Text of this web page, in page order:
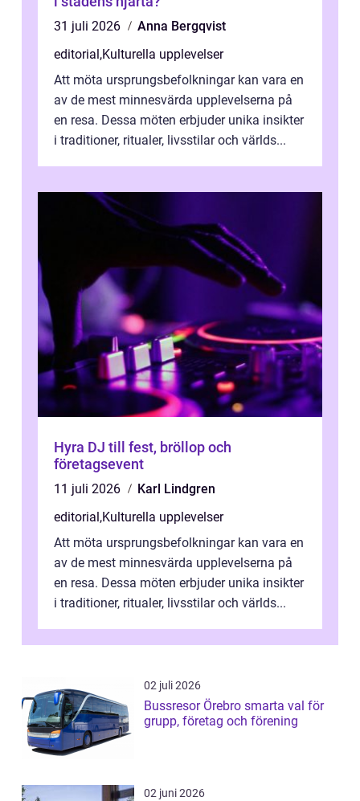
31 juli 2026
Anna Bergqvist
editorial,Kulturella upplevelser
Att möta ursprungsbefolkningar kan vara en
av de mest minnesvärda upplevelserna på
en resa. Dessa möten erbjuder unika insikter
i traditioner, ritualer, livsstilar och världs...
Hyra DJ till fest, bröllop och
företagsevent
11 juli 2026
Karl Lindgren
editorial,Kulturella upplevelser
Att möta ursprungsbefolkningar kan vara en
av de mest minnesvärda upplevelserna på
en resa. Dessa möten erbjuder unika insikter
i traditioner, ritualer, livsstilar och världs...
02 juli 2026
Bussresor Örebro smarta val för
grupp, företag och förening
02 juni 2026